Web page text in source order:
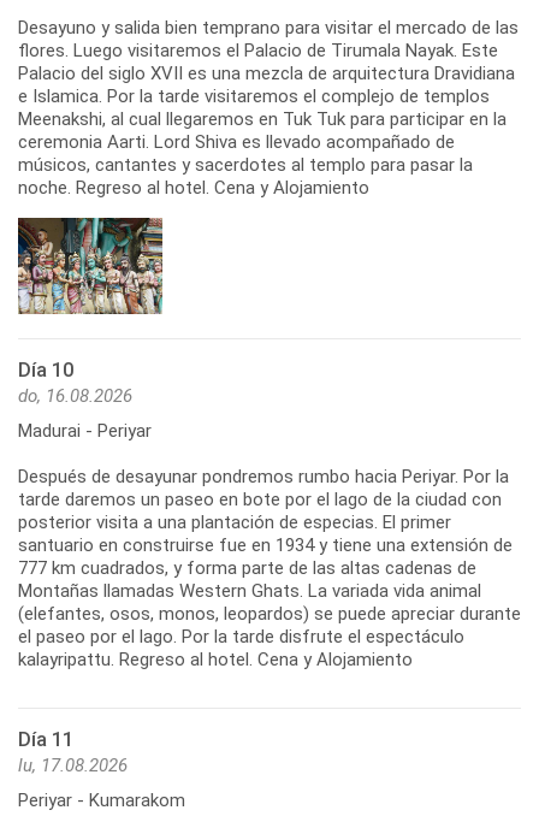
Desayuno y salida bien temprano para visitar el mercado de las
flores. Luego visitaremos el Palacio de Tirumala Nayak. Este
Palacio del siglo XVII es una mezcla de arquitectura Dravidiana
e Islamica. Por la tarde visitaremos el complejo de templos
Meenakshi, al cual llegaremos en Tuk Tuk para participar en la
ceremonia Aarti. Lord Shiva es llevado acompañado de
músicos, cantantes y sacerdotes al templo para pasar la
noche. Regreso al hotel. Cena y Alojamiento
Día 10
do, 16.08.2026
Madurai - Periyar
Después de desayunar pondremos rumbo hacia Periyar. Por la
tarde daremos un paseo en bote por el lago de la ciudad con
posterior visita a una plantación de especias. El primer
santuario en construirse fue en 1934 y tiene una extensión de
777 km cuadrados, y forma parte de las altas cadenas de
Montañas llamadas Western Ghats. La variada vida animal
(elefantes, osos, monos, leopardos) se puede apreciar durante
el paseo por el lago. Por la tarde disfrute el espectáculo
kalayripattu. Regreso al hotel. Cena y Alojamiento
Día 11
lu, 17.08.2026
Periyar - Kumarakom